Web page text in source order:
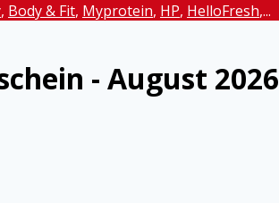
, Body & Fit, Myprotein, HP, HelloFresh,...
- August 2026